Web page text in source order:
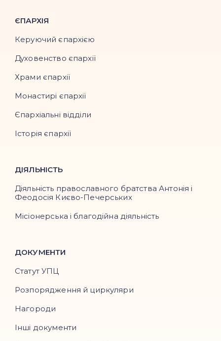
ЄПАРХІЯ
Керуючий єпархією
Духовенство єпархії
Храми єпархії
Монастирі єпархії
Єпархіальні відділи
Історія єпархії
ДІЯЛЬНІСТЬ
Діяльність православного братства Антонія і
Феодосія Києво-Печерських
Місіонерська і благодійна діяльність
ДОКУМЕНТИ
Статут УПЦ
Розпорядження й циркуляри
Нагороди
Інші документи